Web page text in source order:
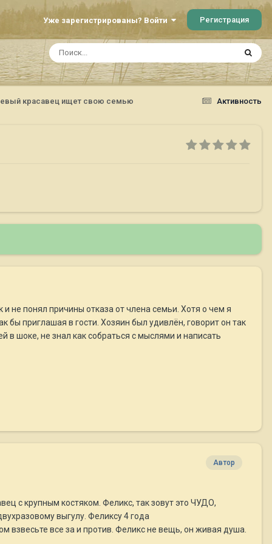
Уже зарегистрированы? Войти Регистрация
Активность
красавец ищет свою семью
не понял причины отказа от члена семьи. Хотя о чем я
бы приглашая в гости. Хозяин был удивлён, говорит он так
в шоке, не знал как собраться с мыслями и написать
Автор
с крупным костяком. Феликс, так зовут это ЧУДО,
выгулу. Феликсу 4 года
взвесьте все за и против. Феликс не вещь, он живая душа.